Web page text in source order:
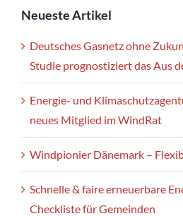
Neueste Artikel
Deutsches Gasnetz ohne
Studie prognostiziert das Aus
Energie- und
neues Mitglied im WindRat
Windpionier Dänemark –
Schnelle & faire erneuerbare
Checkliste für Gemeinden